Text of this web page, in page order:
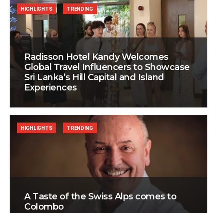
Radisson Hotel Kandy Welcomes
Global Travel Influencers to Showcase
Sri Lanka’s Hill Capital and Island
Experiences
HIGHLIGHTS TRENDING
A Taste of the Swiss Alps comes to
Colombo
HIGHLIGHTS TRENDING